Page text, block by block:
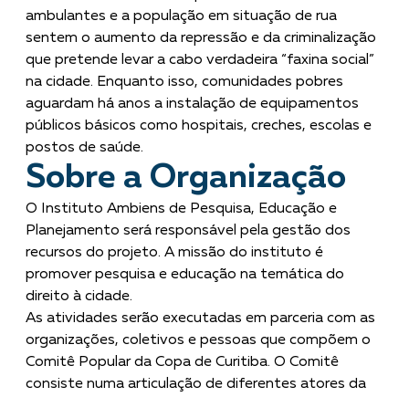
ambulantes e a população em situação de rua
sentem o aumento da repressão e da criminalização
que pretende levar a cabo verdadeira “faxina social”
na cidade. Enquanto isso, comunidades pobres
aguardam há anos a instalação de equipamentos
públicos básicos como hospitais, creches, escolas e
postos de saúde.
Sobre a Organização
O Instituto Ambiens de Pesquisa, Educação e
Planejamento será responsável pela gestão dos
recursos do projeto. A missão do instituto é
promover pesquisa e educação na temática do
direito à cidade.
As atividades serão executadas em parceria com as
organizações, coletivos e pessoas que compõem o
Comitê Popular da Copa de Curitiba. O Comitê
consiste numa articulação de diferentes atores da